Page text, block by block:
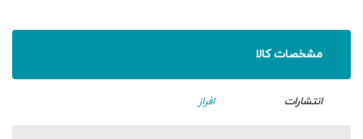
مشخصات کالا
انتشارات افراز